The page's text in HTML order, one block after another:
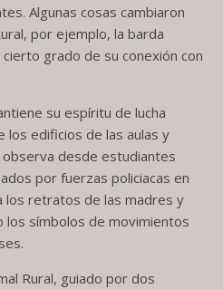
Algunas cosas cambiaron
por ejemplo, la barda
grado de su conexión con
su espíritu de lucha
los edificios de las aulas y
desde estudiantes
por fuerzas policiacas en
los retratos de las madres y
los símbolos de movimientos
Rural, guiado por dos